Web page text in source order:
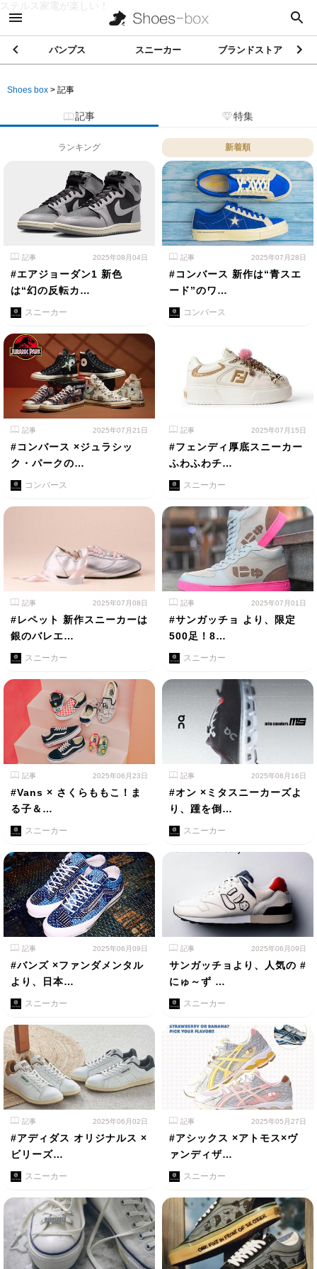
ステルス家電が楽しい！
パンプス スニーカー ブランドストア
Shoes box > 記事
記事 特集
ランキング 新着順
記事 2025年08月04日
#エアジョーダン1 新色
は“幻の反転カ…
スニーカー
記事 2025年07月28日
#コンバース 新作は“青スエ
ード”のワ…
コンバース
記事 2025年07月21日
#コンバース ×ジュラシッ
ク・パークの…
コンバース
記事 2025年07月15日
#フェンディ厚底スニーカー
ふわふわチ…
スニーカー
記事 2025年07月08日
#レペット 新作スニーカーは
銀のバレエ…
スニーカー
記事 2025年07月01日
#サンガッチョ より、限定
500足！8…
スニーカー
記事 2025年06月23日
#Vans × さくらももこ！ま
る子＆…
スニーカー
記事 2025年06月16日
#オン ×ミタスニーカーズよ
り、踵を倒…
スニーカー
記事 2025年06月09日
#バンズ ×ファンダメンタル
より、日本…
スニーカー
記事 2025年06月09日
サンガッチョより、人気の #
にゅ～ず …
スニーカー
記事 2025年06月02日
#アディダス オリジナルス ×
ビリーズ…
スニーカー
記事 2025年05月27日
#アシックス ×アトモス×ヴ
ァンディザ…
スニーカー